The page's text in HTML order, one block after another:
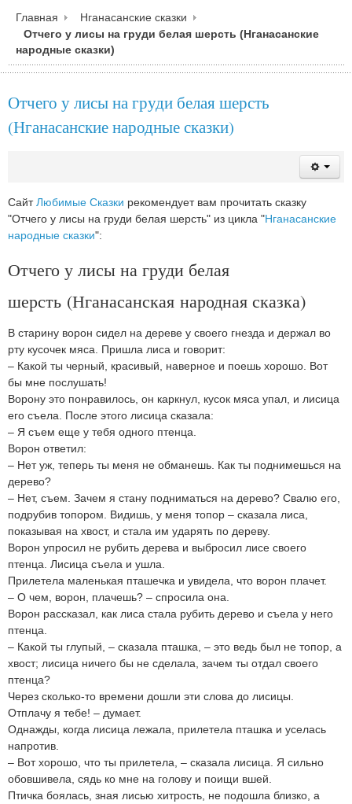
Главная
Нганасанские сказки
Отчего у лисы на груди белая шерсть (Нганасанские
народные сказки)
Отчего у лисы на груди белая шерсть
(Нганасанские народные сказки)
СайтЛюбимые Сказки рекомендует вам прочитать сказку
"Отчего у лисы на груди белая шерсть" из цикла "Нганасанские
народные сказки":
Отчего у лисы на груди белая
шерсть (Нганасанская народная сказка)
В старину ворон сидел на дереве у своего гнезда и держал во
рту кусочек мяса. Пришла лиса и говорит:
– Какой ты черный, красивый, наверное и поешь хорошо. Вот
бы мне послушать!
Ворону это понравилось, он каркнул, кусок мяса упал, и лисица
его съела. После этого лисица сказала:
– Я съем еще у тебя одного птенца.
Ворон ответил:
– Нет уж, теперь ты меня не обманешь. Как ты поднимешься на
дерево?
– Нет, съем. Зачем я стану подниматься на дерево? Свалю его,
подрубив топором. Видишь, у меня топор – сказала лиса,
показывая на хвост, и стала им ударять по дереву.
Ворон упросил не рубить дерева и выбросил лисе своего
птенца. Лисица съела и ушла.
Прилетела маленькая пташечка и увидела, что ворон плачет.
– О чем, ворон, плачешь? – спросила она.
Ворон рассказал, как лиса стала рубить дерево и съела у него
птенца.
– Какой ты глупый, – сказала пташка, – это ведь был не топор, а
хвост; лисица ничего бы не сделала, зачем ты отдал своего
птенца?
Через сколько-то времени дошли эти слова до лисицы.
Отплачу я тебе! – думает.
Однажды, когда лисица лежала, прилетела пташка и уселась
напротив.
– Вот хорошо, что ты прилетела, – сказала лисица. Я сильно
обовшивела, сядь ко мне на голову и поищи вшей.
Птичка боялась, зная лисью хитрость, не подошла близко, а